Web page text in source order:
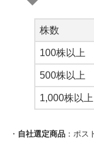
株数
100株以上
500株以上
1,000株以上
・ 自社選定商品 ：ポス